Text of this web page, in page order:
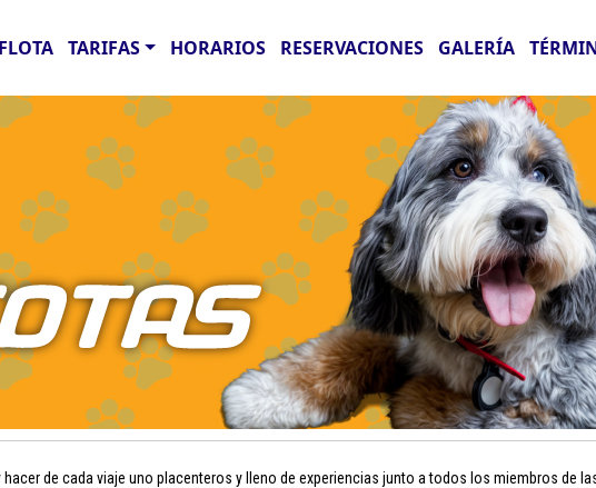
FLOTA TARIFAS HORARIOS RESERVACIONES GALERÍA
de cada viaje uno placenteros y lleno de experiencias junto a todos los miembros de